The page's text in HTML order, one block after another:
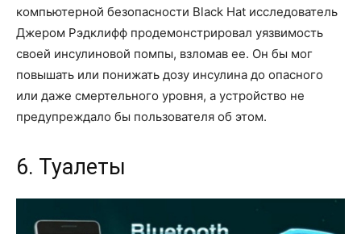
компьютерной безопасности Black Hat исследователь
Джером Рэдклифф продемонстрировал уязвимость
своей инсулиновой помпы, взломав ее. Он бы мог
повышать или понижать дозу инсулина до опасного
или даже смертельного уровня, а устройство не
предупреждало бы пользователя об этом.
6. Туалеты